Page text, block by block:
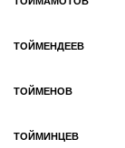
ТОЙМЕНДЕЕВ
ТОЙМЕНОВ
ТОЙМИНЦЕВ